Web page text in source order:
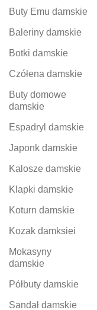
Buty Emu damskie
Baleriny damskie
Botki damskie
Czółena damskie
Buty domowe
damskie
Espadryl damskie
Japonk damskie
Kalosze damskie
Klapki damskie
Koturn damskie
Kozak damksiei
Mokasyny
damskie
Półbuty damskie
Sandał damskie